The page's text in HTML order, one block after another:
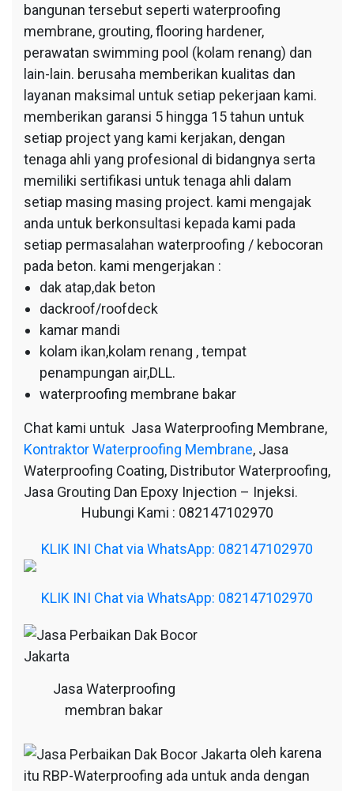
bangunan tersebut seperti waterproofing
membrane, grouting, flooring hardener,
perawatan swimming pool (kolam renang) dan
lain-lain. berusaha memberikan kualitas dan
layanan maksimal untuk setiap pekerjaan kami.
memberikan garansi 5 hingga 15 tahun untuk
setiap project yang kami kerjakan, dengan
tenaga ahli yang profesional di bidangnya serta
memiliki sertifikasi untuk tenaga ahli dalam
setiap masing masing project. kami mengajak
anda untuk berkonsultasi kepada kami pada
setiap permasalahan waterproofing / kebocoran
pada beton. kami mengerjakan :
dak atap,dak beton
dackroof/roofdeck
kamar mandi
kolam ikan,kolam renang , tempat
penampungan air,DLL.
waterproofing membrane bakar
Chat kami untuk Jasa Waterproofing Membrane,
Kontraktor Waterproofing Membrane, Jasa
Waterproofing Coating, Distributor Waterproofing,
Jasa Grouting Dan Epoxy Injection – Injeksi.
Hubungi Kami : 082147102970
KLIK INI Chat via WhatsApp: 082147102970
KLIK INI Chat via WhatsApp: 082147102970
Jasa Waterproofing
membran bakar
oleh karena
itu RBP-Waterproofing ada untuk anda dengan